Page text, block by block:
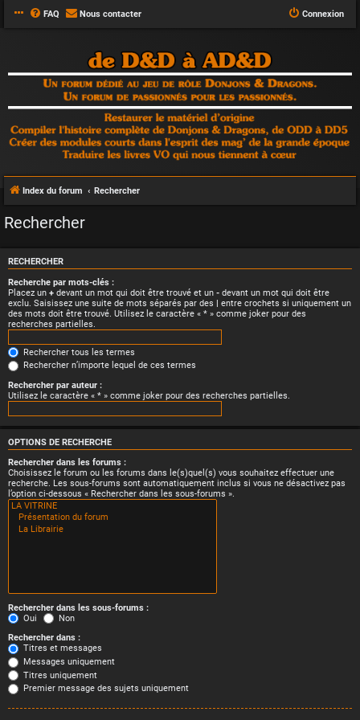
FAQ Nous contacter Connexion
Index du forum Rechercher
Rechercher
RECHERCHER
Recherche par mots-clés :
Placez un + devant un mot qui doit être trouvé et un - devant un mot qui doit être
exclu. Saisissez une suite de mots séparés par des | entre crochets si uniquement un
des mots doit être trouvé. Utilisez le caractère « * » comme joker pour des
recherches partielles.
Rechercher tous les termes
Rechercher n’importe lequel de ces termes
Rechercher par auteur :
Utilisez le caractère « * » comme joker pour des recherches partielles.
OPTIONS DE RECHERCHE
Rechercher dans les forums :
Choisissez le forum ou les forums dans le(s)quel(s) vous souhaitez effectuer une
recherche. Les sous-forums sont automatiquement inclus si vous ne désactivez pas
l’option ci-dessous « Rechercher dans les sous-forums ».
Rechercher dans les sous-forums :
Oui
Non
Rechercher dans :
Titres et messages
Messages uniquement
Titres uniquement
Premier message des sujets uniquement